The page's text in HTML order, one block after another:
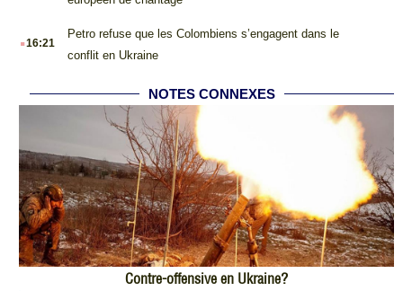
.16:21
Petro refuse que les Colombiens s’engagent dans le
conflit en Ukraine
NOTES CONNEXES
Contre-offensive en Ukraine?